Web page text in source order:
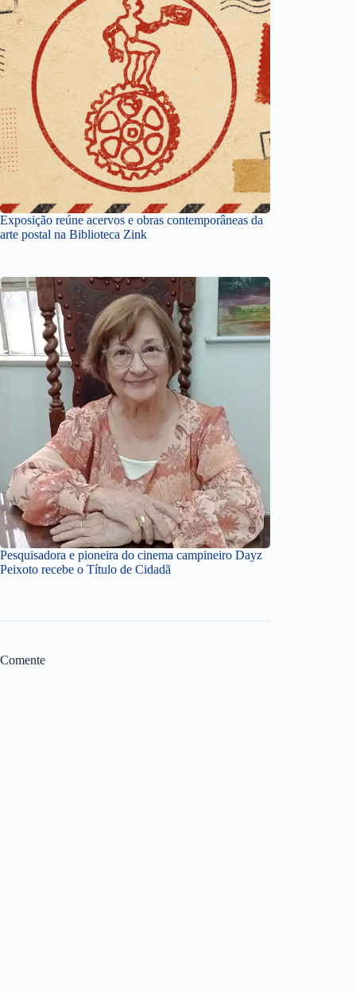
Exposição reúne acervos e obras contemporâneas da
arte postal na Biblioteca Zink
Pesquisadora e pioneira do cinema campineiro Dayz
Peixoto recebe o Título de Cidadã
Comente